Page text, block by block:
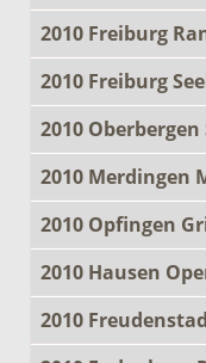
2010 Freiburg
2010 Freiburg
2010
2010 Merdingen
2010 Opfingen
2010 Hausen
2010